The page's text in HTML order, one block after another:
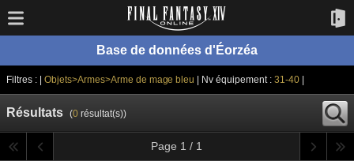
Base de données d'Éorzéa
Filtres : | Objets>Armes>Arme de mage bleu | Nv équipement :31-40
Résultats (0résultat(s))
Page 1 / 1